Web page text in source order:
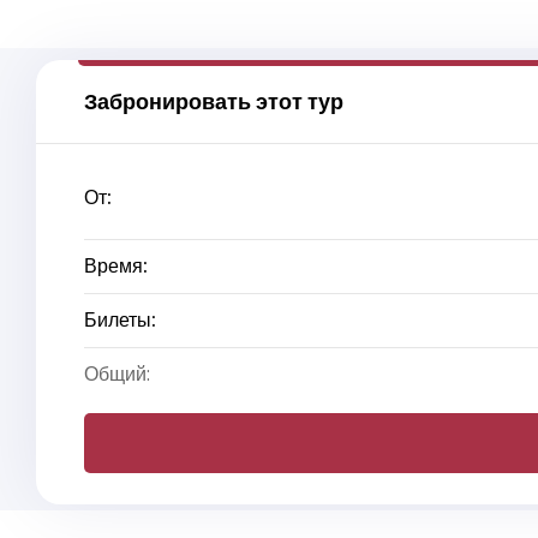
Забронировать этот тур
От:
Время:
Билеты:
Общий: